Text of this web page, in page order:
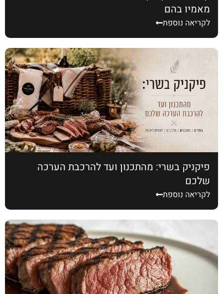
מאמין בהם
לקריאה נוספת
פיקניק בשרי: מהתכנון ועד להרכבת הערכה
שלכם
לקריאה נוספת